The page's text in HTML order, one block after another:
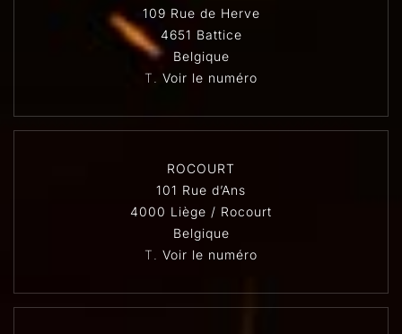
109 Rue de Herve
4651 Battice
Belgique
T. Voir le numéro
ROCOURT
101 Rue d’Ans
4000 Liège / Rocourt
Belgique
T. Voir le numéro